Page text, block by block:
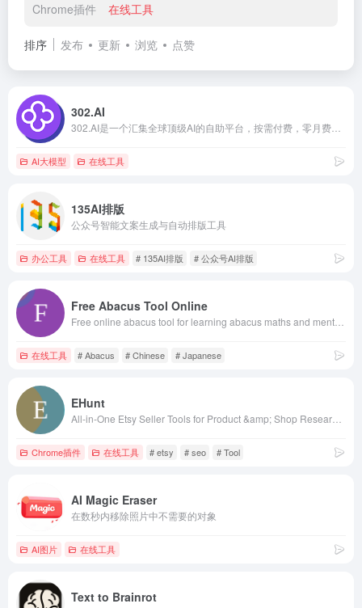
Chrome插件 在线工具
排序 发布 更新 浏览 点赞
302.AI
AI大模型 在线工具
135AI排版
公众号智能文案生成与自动排版工具
办公工具 在线工具 # 135AI排版 # 公众号AI排版
Free Abacus Tool Online
在线工具 # Abacus # Chinese # Japanese
EHunt
Chrome插件 在线工具 # etsy # seo # Tool
AI Magic Eraser
在数秒内移除照片中不需要的对象
AI图片 在线工具
Text to Brainrot